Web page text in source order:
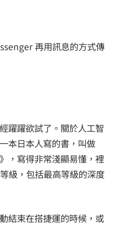
再用訊息的方式傳
躍躍欲試了。關於人工智
本日本人寫的書，叫做
，寫得非常淺顯易懂，裡
級，包括最高等級的深度
結束在搭捷運的時候，或